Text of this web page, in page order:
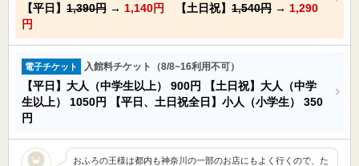
【平日】 1,390円 → 1,140円 【土日祝】 1,540円 → 1,290
円
電子チケット 入館料チケット（8/8~16利用不可）
【平日】大人（中学生以上） 900円
【土日祝】大人（中学
生以上） 1050円 【平日、土日祝全日】小人（小学生） 350
円
おふろの王様は都内も神奈川の一部のお店にもよく行くので、た